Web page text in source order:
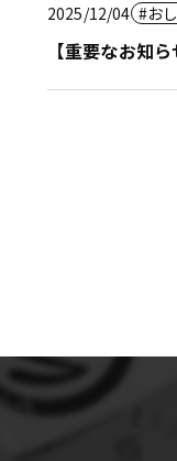
2025/12/04 お
【重要なお知